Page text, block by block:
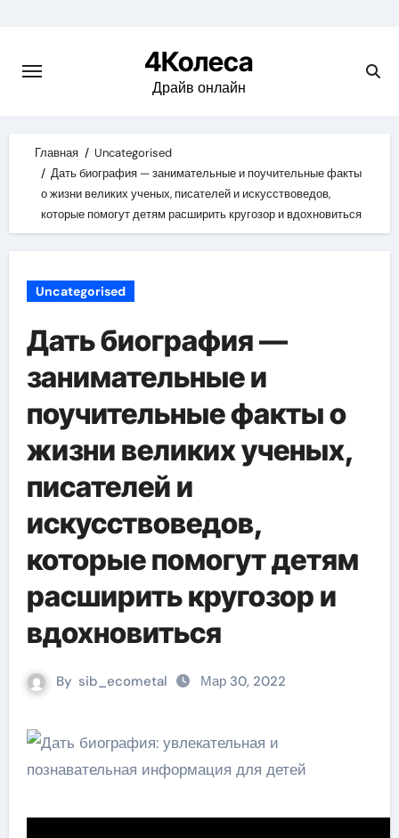
content
4Колеса
Драйв онлайн
Главная
Uncategorised
Дать биография — занимательные и поучительные факты
о жизни великих ученых, писателей и искусствоведов,
которые помогут детям расширить кругозор и вдохновиться
Uncategorised
Дать биография —
занимательные и
поучительные факты о
жизни великих ученых,
писателей и
искусствоведов,
которые помогут детям
расширить кругозор и
вдохновиться
By sib_ecometal Мар 30, 2022